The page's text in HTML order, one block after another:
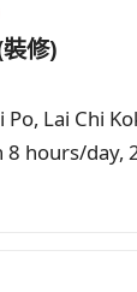
讀寫能力，
負重及長時
或零售相關
修)
Po, Lai Chi
8 hours/day,